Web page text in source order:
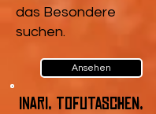
das Besondere
suchen.
Ansehen
Inari, Tofutaschen,